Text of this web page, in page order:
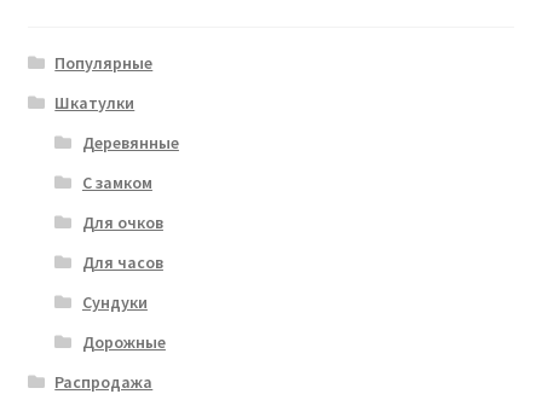
Популярные
Шкатулки
Деревянные
С замком
Для очков
Для часов
Сундуки
Дорожные
Распродажа